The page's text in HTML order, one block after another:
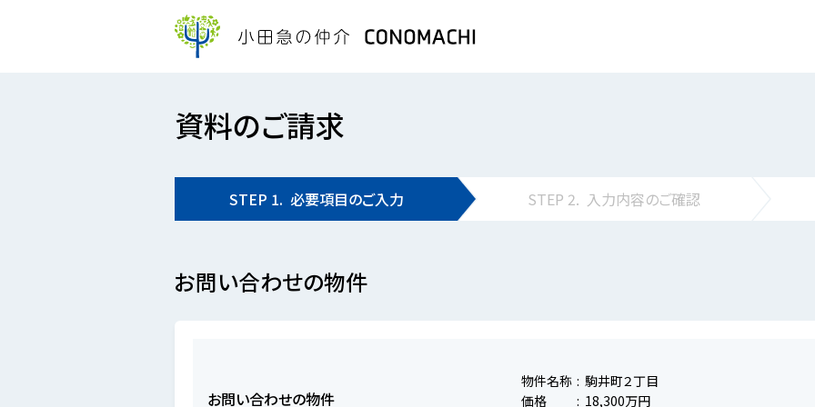
資料のご請求
STEP 1. 必要項目のご入力 STEP 2. 入力内容のご確認
お問い合わせの物件
お問い合わせの物件
物件名称
駒井町２丁目
価格
18,300万円